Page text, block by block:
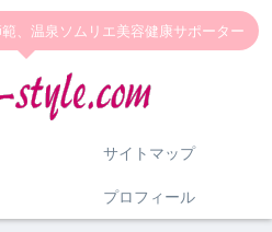
、温泉ソムリエ美容健康サポーター
サイトマップ
プロフィール